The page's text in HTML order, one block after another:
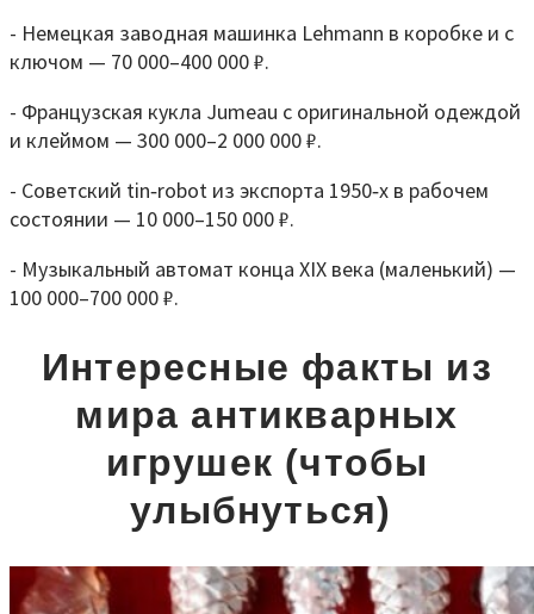
- Немецкая заводная машинка Lehmann в коробке и с
ключом — 70 000–400 000 ₽.
- Французская кукла Jumeau с оригинальной одеждой
и клеймом — 300 000–2 000 000 ₽.
- Советский tin‑robot из экспорта 1950‑х в рабочем
состоянии — 10 000–150 000 ₽.
- Музыкальный автомат конца XIX века (маленький) —
100 000–700 000 ₽.
Интересные факты из
мира антикварных
игрушек (чтобы
улыбнуться)